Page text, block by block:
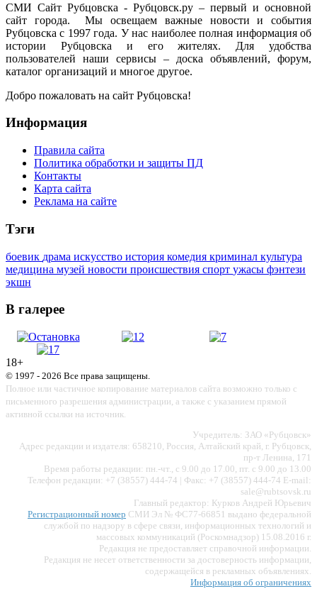
СМИ Сайт Рубцовска - Рубцовск.ру – первый и основной
сайт города. Мы освещаем важные новости и события
Рубцовска с 1997 года. У нас наиболее полная информация об
истории Рубцовска и его жителях. Для удобства
пользователей наши сервисы – доска объявлений, форум,
каталог организаций и многое другое.
Добро пожаловать на сайт Рубцовска!
Информация
Правила сайта
Политика обработки и защиты ПД
Контакты
Карта сайта
Реклама на сайте
Тэги
боевик драма искусство история комедия криминал культура
медицина музей новости происшествия спорт ужасы фэнтези
экшн
В галерее
18+
© 1997 - 2026 Все права защищены.
Полное или частичное копирование материалов сайта возможно только с
письменного разрешения администрации, а также с указанием прямой
активной ссылки на источник.
Учредитель: ЗАО «Рубцовск»
Адрес редакции и издателя: 658210, Россия, Алтайский край, г. Рубцовск,
пр-т Ленина, 171
Время работы редакции: пн.-чт., с 9.00 до 17.00, пт. с 9.00 до 13.00
Телефон редакции: +7 (38557) 444-74 | Факс: +7 (38557) 444-74 E-mail:
sale@rubtsovsk.ru
Главный редактор: Курков Андрей Юрьевич
Регистрационный номер СМИ Эл № ФС77-66851 выдано федеральной
службой по надзору в сфере связи, информационных технологий и
массовых коммуникаций (Роскомнадзор) 15.08.2016 г.
Редакция не предоставляет справочной информации.
Редакция не несет ответственности за достоверность информации,
содержащейся в рекламных объявлениях.
Информация об ограничениях